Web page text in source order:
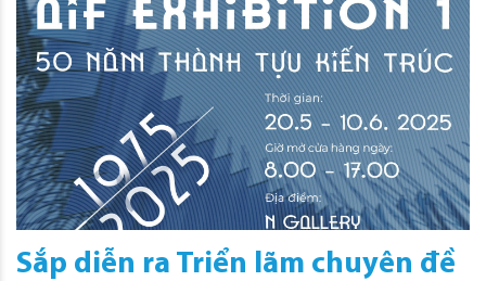
Sắp diễn ra Triển lãm chuyên đề